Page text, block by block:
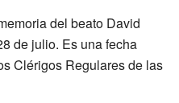
del beato David
de julio. Es una fecha
Clérigos Regulares de las